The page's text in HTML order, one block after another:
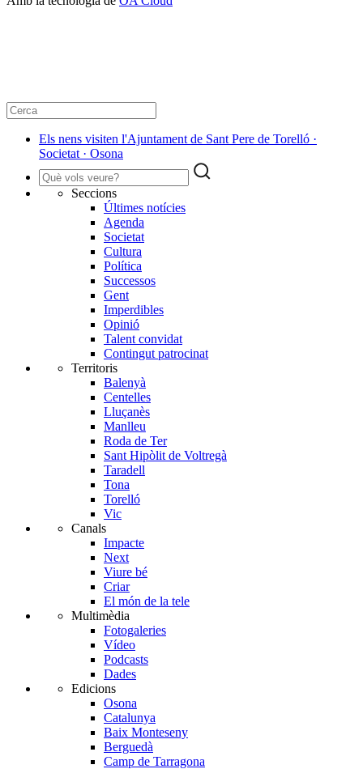
Els nens visiten l'Ajuntament de Sant Pere de Torelló ·
Societat · Osona
Seccions
Últimes notícies
Agenda
Societat
Cultura
Política
Successos
Gent
Imperdibles
Opinió
Talent convidat
Contingut patrocinat
Territoris
Balenyà
Centelles
Lluçanès
Manlleu
Roda de Ter
Sant Hipòlit de Voltregà
Taradell
Tona
Torelló
Vic
Canals
Impacte
Next
Viure bé
Criar
El món de la tele
Multimèdia
Fotogaleries
Vídeo
Podcasts
Dades
Edicions
Osona
Catalunya
Baix Monteseny
Berguedà
Camp de Tarragona